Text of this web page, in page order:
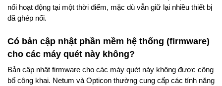
nối hoạt động tại một thời điểm, mặc dù vẫn giữ lại nhiều thiết bị
đã ghép nối.
Có bản cập nhật phần mềm hệ thống (firmware)
cho các máy quét này không?
Bản cập nhật firmware cho các máy quét này không được công
bố công khai. Netum và Opticon thường cung cấp các tính năng